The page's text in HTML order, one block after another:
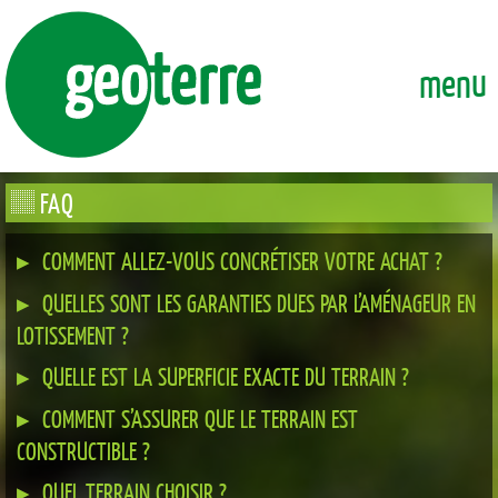
ENSEMBLE, FAÇONNONS DURABLEMENT LA VILLE DE
menu
FAQ
COMMENT ALLEZ-VOUS CONCRÉTISER VOTRE ACHAT ?
QUELLES SONT LES GARANTIES DUES PAR L’AMÉNAGEUR EN
LOTISSEMENT ?
QUELLE EST LA SUPERFICIE EXACTE DU TERRAIN ?
COMMENT S’ASSURER QUE LE TERRAIN EST
CONSTRUCTIBLE ?
QUEL TERRAIN CHOISIR ?